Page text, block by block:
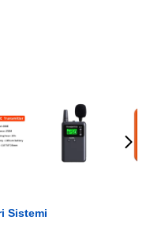
Sistemi